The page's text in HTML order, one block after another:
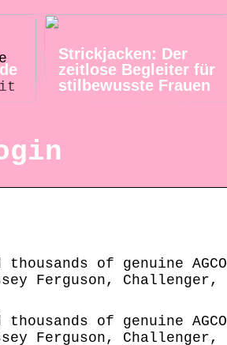
Strickjacken: Der
zeitlose Begleiter für
stilbewusste Frauen
of genuine AGCO
Ferguson, Challenger,
of genuine AGCO
Ferguson, Challenger,